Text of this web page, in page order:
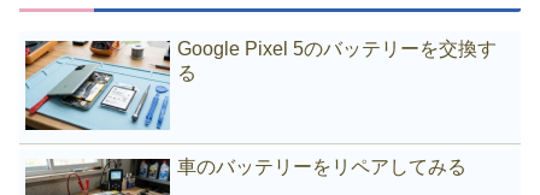
Google Pixel 5のバッテリーを交換す
る
車のバッテリーをリペアしてみる